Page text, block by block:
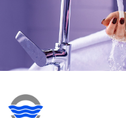
springen